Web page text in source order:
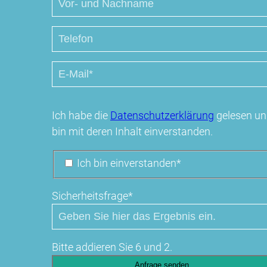
Ich habe die Datenschutzerklärung gelesen
bin mit deren Inhalt einverstanden.
Ich bin einverstanden*
Pflichtfeld
Sicherheitsfrage*
Bitte addieren Sie 6 und 2.
Anfrage senden